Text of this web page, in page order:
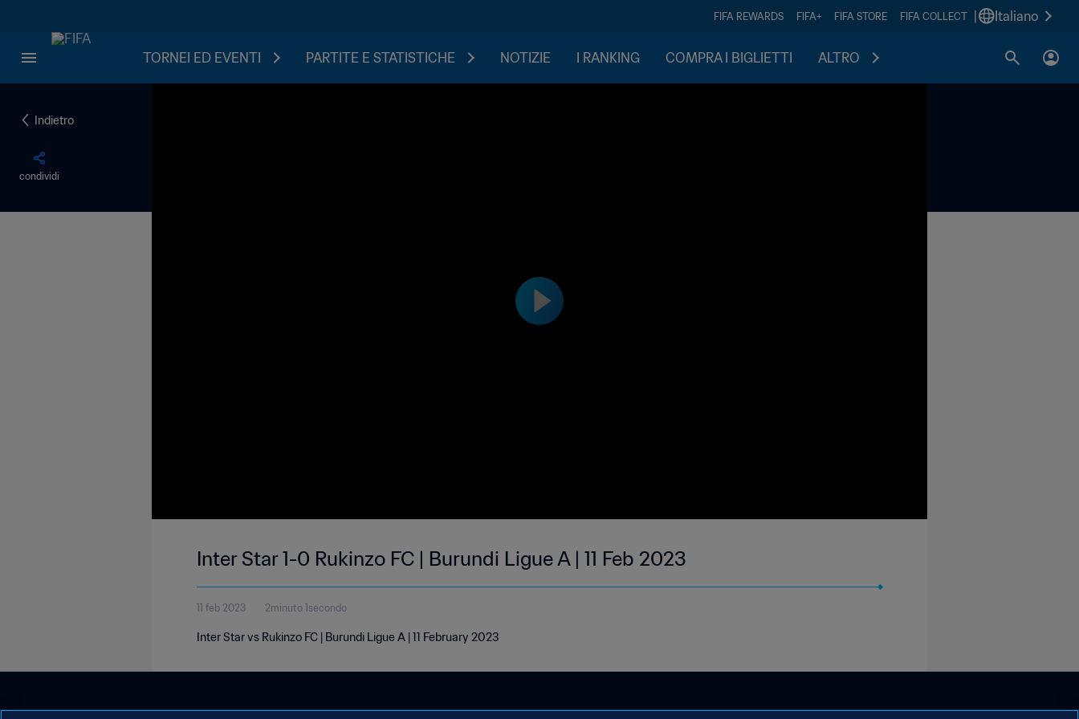
FIFA REWARDS FIFA+ FIFA STORE FIFA COLLECT Italiano
TORNEI ED EVENTI PARTITE E STATISTICHE NOTIZIE I RANKING COMPRA I BIGLIETTI ALTRO
Indietro
condividi
Inter Star 1-0 Rukinzo FC | Burundi Ligue A | 11 Feb 2023
11 feb 2023 2minuto 1secondo
Inter Star vs Rukinzo FC | Burundi Ligue A | 11 February 2023